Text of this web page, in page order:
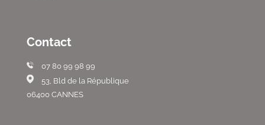
Contact
07 80 99 98 99
53, Bld de la République
06400 CANNES